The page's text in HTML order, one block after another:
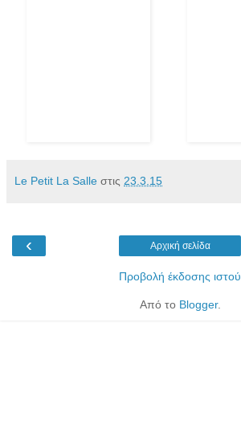
Le Petit La Salle στις 23.3.15
‹ Αρχική σελίδα
Προβολή έκδοσης ιστού
Από το Blogger.